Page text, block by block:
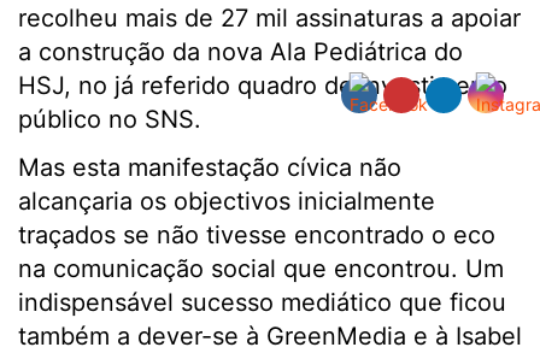
recolheu mais de 27 mil assinaturas a apoiar
a construção da nova Ala Pediátrica do
HSJ, no já referido quadro de investimento
público no SNS.
Mas esta manifestação cívica não
alcançaria os objectivos inicialmente
traçados se não tivesse encontrado o eco
na comunicação social que encontrou. Um
indispensável sucesso mediático que ficou
também a dever-se à GreenMedia e à Isabel